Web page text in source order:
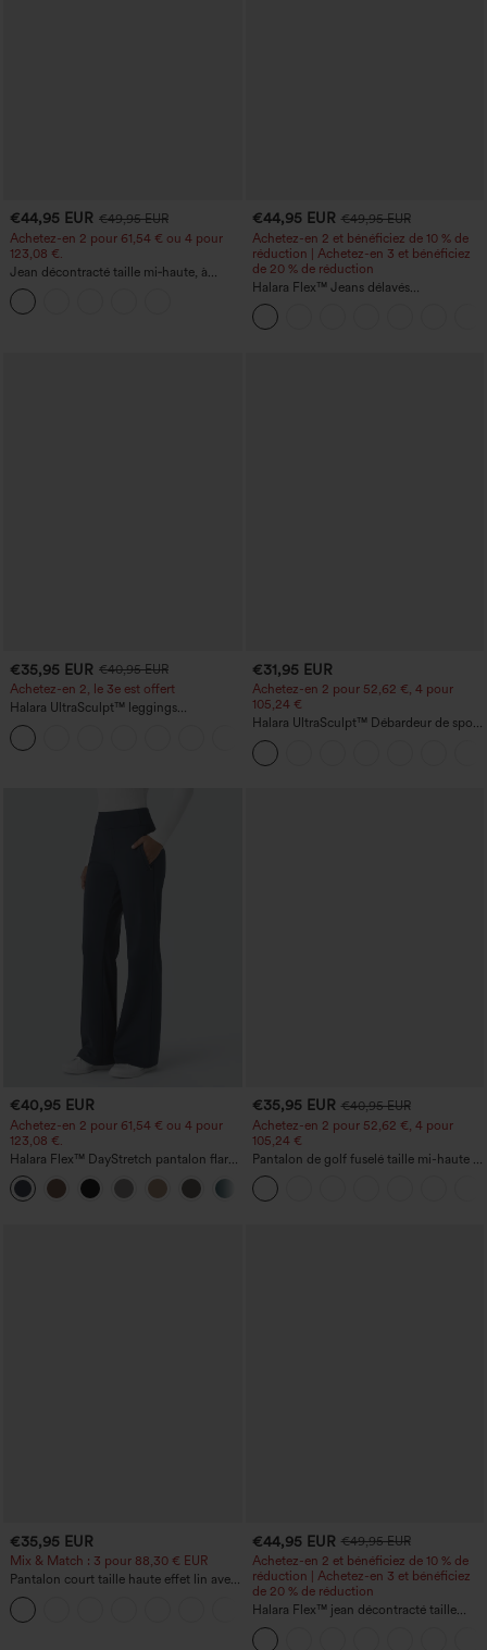
€44,95 EUR €49,95 EUR
Achetez-en 2 pour 61,54 € ou 4 pour
123,08 €.
Jean décontracté taille mi‑haute, à
cordon de serrage, avec poches
€44,95 EUR €49,95 EUR
Achetez-en 2 et bénéficiez de 10 % de
réduction | Achetez-en 3 et bénéficiez
de 20 % de réduction
Halara Flex™ Jeans délavés
décontractés, coupe baggy à jambe
large, taille basse asymétrique, poches
zippées
€35,95 EUR €40,95 EUR
Achetez-en 2, le 3e est offert
Halara UltraSculpt™ leggings
d'entraînement taille haute — fronces
liftantes pour le fessier, maintien gainant
du ventre et poche
€31,95 EUR
Achetez-en 2 pour 52,62 €, 4 pour
105,24 €
Halara UltraSculpt™ Débardeur de sport
à col rond et ourlet arrondi
€40,95 EUR
Achetez-en 2 pour 61,54 € ou 4 pour
123,08 €.
Halara Flex™ DayStretch pantalon flare
de travail, taille mi-haute, poche latérale
zippée
€35,95 EUR €40,95 EUR
Achetez-en 2 pour 52,62 €, 4 pour
105,24 €
Pantalon de golf fuselé taille mi-haute à
cordon, ourlet incurvé, séchage rapide,
avec poches — UPF40+
€35,95 EUR
Mix & Match : 3 pour 88,30 € EUR
Pantalon court taille haute effet lin avec
poche zippée
+7
€44,95 EUR €49,95 EUR
Achetez-en 2 et bénéficiez de 10 % de
réduction | Achetez-en 3 et bénéficiez
de 20 % de réduction
Halara Flex™ jean décontracté taille
haute, large, avec poches, ourlet
retroussé et effet délavé